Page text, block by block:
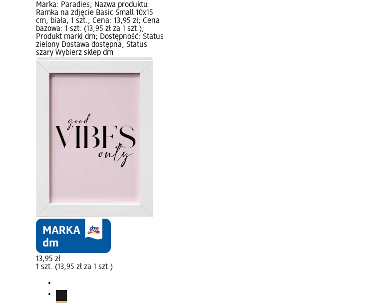
Marka: Paradies; Nazwa produktu:
Ramka na zdjęcie Basic Small 10x15
cm, biała, 1 szt.; Cena: 13,95 zł; Cena
bazowa: 1 szt. (13,95 zł za 1 szt.);
Produkt marki dm; Dostępność: Status
zielony Dostawa dostępna, Status
szary Wybierz sklep dm
13,95 zł
1 szt. (13,95 zł za 1 szt.)